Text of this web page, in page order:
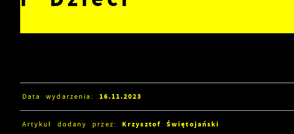
Data wydarzenia: 16.11.2023
Artykuł dodany przez: Krzysztof Świętojański